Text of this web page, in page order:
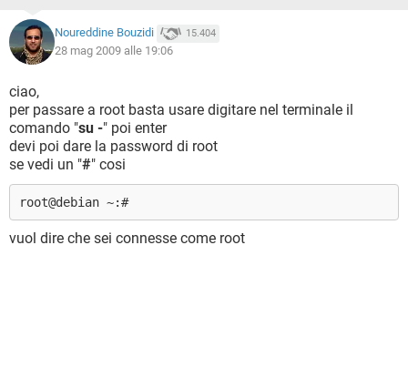
Noureddine Bouzidi 15.404
28 mag 2009 alle 19:06
ciao,
per passare a root basta usare digitare nel terminale il
comando "su -" poi enter
devi poi dare la password di root
se vedi un "#" cosi
root@debian ~:#
vuol dire che sei connesse come root